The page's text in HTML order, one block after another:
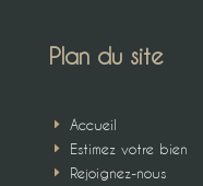
Plan du site
E Accueil
E Estimez votre bien
E Rejoignez-nous